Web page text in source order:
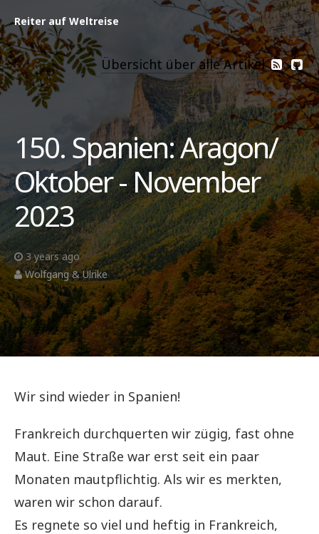
Reiter auf Weltreise
Übersicht über alle Artikel
150. Spanien: Aragon/
Oktober - November
2023
3 years ago
Wolfgang & Ulrike
Wir sind wieder in Spanien!
Frankreich durchquerten wir zügig, fast ohne
Maut. Eine Straße war erst seit ein paar
Monaten mautpflichtig. Als wir es merkten,
waren wir schon darauf.
Es regnete so viel und heftig in Frankreich,